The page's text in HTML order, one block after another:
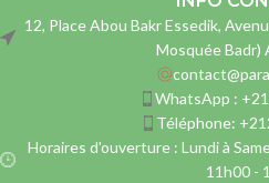
12, Place Abou Bakr Essedik,
Mosquée Badr)
WhatsApp :
Téléphone:
Horaires d'ouverture : Lundi à
11h00 -